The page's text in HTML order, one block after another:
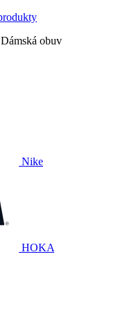
Dámská obuv
Nike
HOKA